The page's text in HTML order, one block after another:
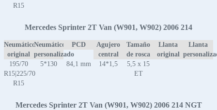
R15
Mercedes Sprinter 2T Van (W901, W902) 2006 214
Neumático
original
Neumático
personalizado
PCD
Agujero
central
Tamaño
de rosca
Llanta
original
Llanta
195/70
R15|225/70
R15
5*130 84,1 mm 14*1,5
5,5 x 15
ET
Mercedes Sprinter 2T Van (W901, W902) 2006 214 NGT